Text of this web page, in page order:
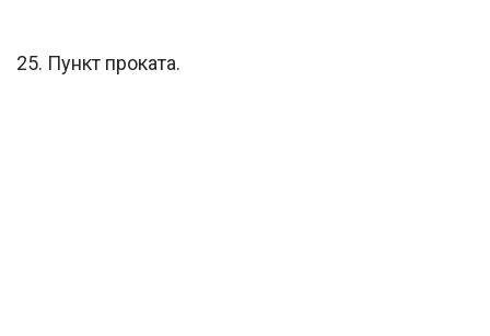
25. Пункт проката.